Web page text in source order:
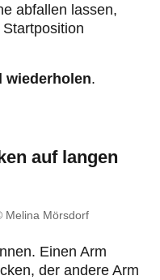
abfallen lassen,
wiederholen.
auf langen
Melina Mörsdorf
Einen Arm
der andere Arm